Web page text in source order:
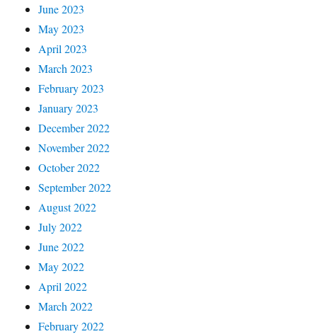
June 2023
May 2023
April 2023
March 2023
February 2023
January 2023
December 2022
November 2022
October 2022
September 2022
August 2022
July 2022
June 2022
May 2022
April 2022
March 2022
February 2022